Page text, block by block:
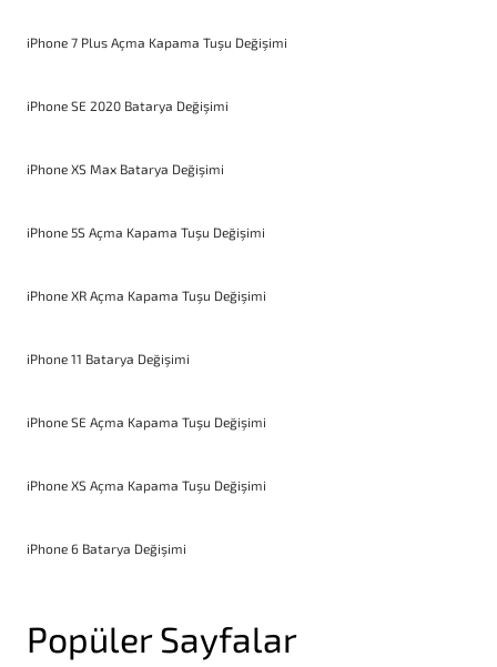
iPhone 7 Plus Açma Kapama Tuşu Değişimi
iPhone SE 2020 Batarya Değişimi
iPhone XS Max Batarya Değişimi
iPhone 5S Açma Kapama Tuşu Değişimi
iPhone XR Açma Kapama Tuşu Değişimi
iPhone 11 Batarya Değişimi
iPhone SE Açma Kapama Tuşu Değişimi
iPhone XS Açma Kapama Tuşu Değişimi
iPhone 6 Batarya Değişimi
Popüler Sayfalar